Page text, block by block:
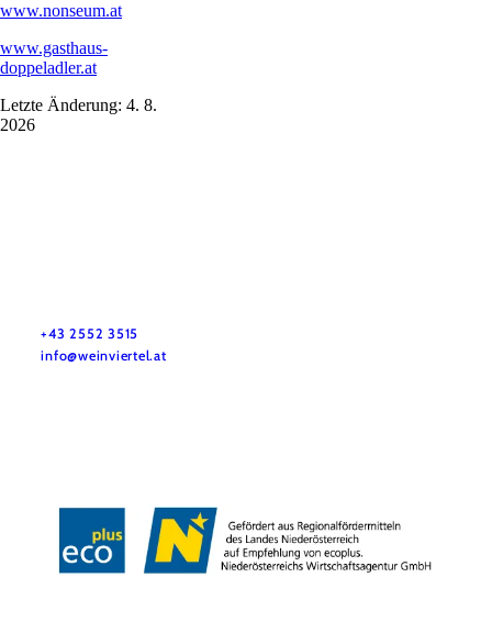
www.nonseum.at
www.gasthaus-
doppeladler.at
Letzte Änderung: 4. 8.
2026
+43 2552 3515
info@weinviertel.at